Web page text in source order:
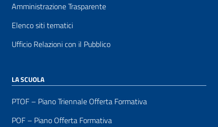
Amministrazione Trasparente
Elenco siti tematici
Ufficio Relazioni con il Pubblico
LA SCUOLA
PTOF – Piano Triennale Offerta Formativa
POF – Piano Offerta Formativa